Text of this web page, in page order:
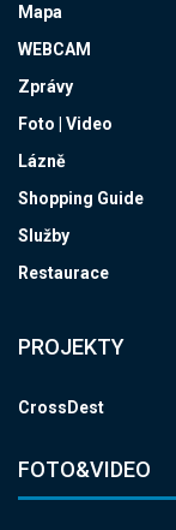
Mapa
WEBCAM
Zprávy
Foto | Video
Lázně
Shopping Guide
Služby
Restaurace
PROJEKTY
CrossDest
FOTO&VIDEO